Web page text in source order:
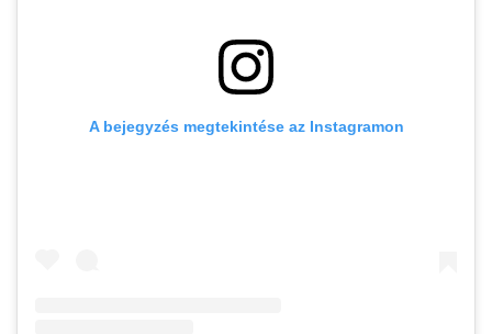
A bejegyzés megtekintése az Instagramon